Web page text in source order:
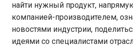
найти нужный продукт,
компанией-производителем,
новостями индустрии,
идеями со специалистами